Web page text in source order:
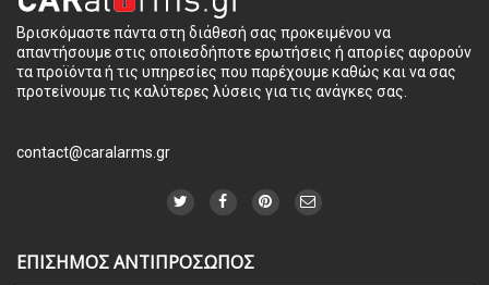
Βρισκόμαστε πάντα στη διάθεσή σας προκειμένου να
απαντήσουμε στις οποιεσδήποτε ερωτήσεις ή απορίες αφορούν
τα προϊόντα ή τις υπηρεσίες που παρέχουμε καθώς και να σας
προτείνουμε τις καλύτερες λύσεις για τις ανάγκες σας.
contact@caralarms.gr
ΕΠΙΣΗΜΟΣ ΑΝΤΙΠΡΟΣΩΠΟΣ